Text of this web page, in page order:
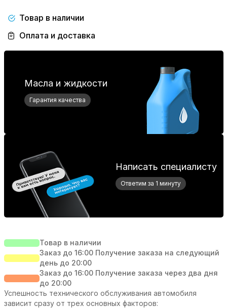
Товар в наличии
Оплата и доставка
Масла и жидкости
Гарантия качества
Написать специалисту
Ответим за 1 минуту
Товар в наличии
Заказ до 16:00 Получение заказа на следующий
день до 20:00
Заказ до 16:00 Получение заказа через два дня
до 20:00
Успешность технического обслуживания автомобиля
зависит сразу от трех основных факторов: